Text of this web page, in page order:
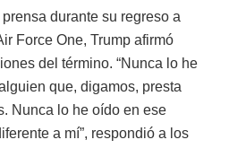
durante su regreso a
Force One, Trump afirmó
del término. “Nunca lo he
que, digamos, presta
Nunca lo he oído en ese
a mí”, respondió a los